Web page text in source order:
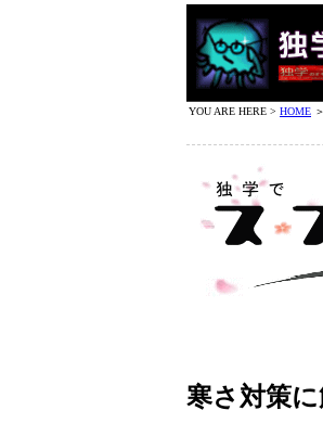
YOU ARE HERE > HOME ＞
寒さ対策